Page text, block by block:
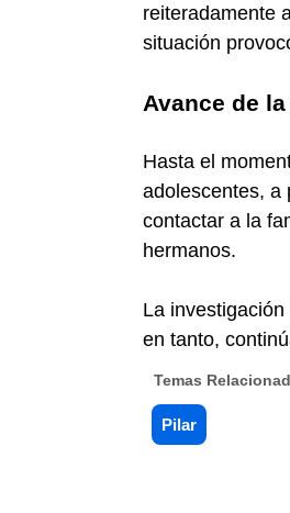
reiteradamente
situación
Avance de
Hasta el
adolescentes, a
contactar a la
hermanos.
La
en tanto,
Temas
Pilar